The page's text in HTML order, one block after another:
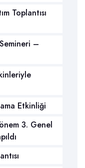
Toplantısı
–
Etkinliği
3. Genel